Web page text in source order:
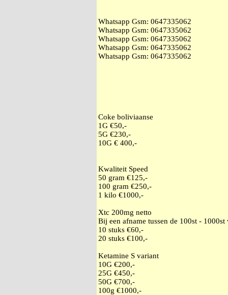
Whatsapp Gsm: ‭0647335062
Whatsapp Gsm: ‭0647335062
Whatsapp Gsm: ‭0647335062
Whatsapp Gsm: ‭0647335062
Whatsapp Gsm: ‭0647335062
Coke boliviaanse
1G €50,-
5G €230,-
10G € 400,-
Kwaliteit Speed
50 gram €125,-
100 gram €250,-
1 kilo €1000,-
Xtc 200mg netto
Bij een afname tussen de 100st -
10 stuks €60,-
20 stuks €100,-
Ketamine S variant
10G €200,-
25G €450,-
50G €700,-
100g €1000,-